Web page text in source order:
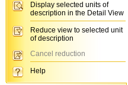
Display selected units of
description in the Detail View
Reduce view to selected unit
of description
Cancel reduction
Help